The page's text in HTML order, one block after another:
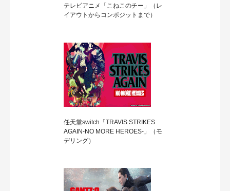
テレビアニメ「こねこのチー」（レ
イアウトからコンポジットまで）
任天堂switch「TRAVIS STRIKES
AGAIN-NO MORE HEROES-」（モ
デリング）